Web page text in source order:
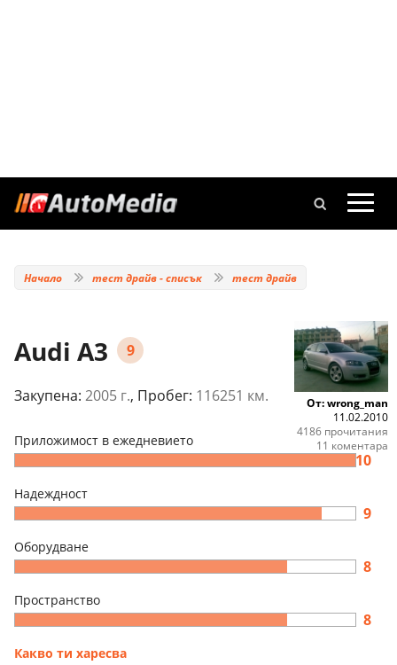
Начало тест драйв - списък тест драйв
Audi A3 9
Закупена: 2005 г., Пробег: 116251 км.
Приложимост в ежедневието
10
Надеждност
9
Оборудване
8
Пространство
8
Какво ти харесва
От: wrong_man
11.02.2010
4186 прочитания
11 коментара